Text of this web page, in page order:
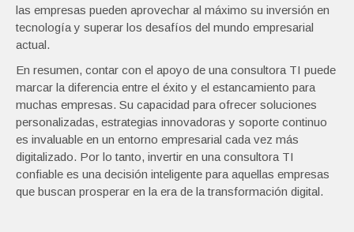
las empresas pueden aprovechar al máximo su inversión en
tecnología y superar los desafíos del mundo empresarial
actual.
En resumen, contar con el apoyo de una consultora TI puede
marcar la diferencia entre el éxito y el estancamiento para
muchas empresas. Su capacidad para ofrecer soluciones
personalizadas, estrategias innovadoras y soporte continuo
es invaluable en un entorno empresarial cada vez más
digitalizado. Por lo tanto, invertir en una consultora TI
confiable es una decisión inteligente para aquellas empresas
que buscan prosperar en la era de la transformación digital.